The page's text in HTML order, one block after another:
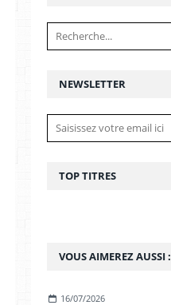
NEWSLETTER
VOUS AIMEREZ AUSSI :
16/07/2026
TOP TITRES